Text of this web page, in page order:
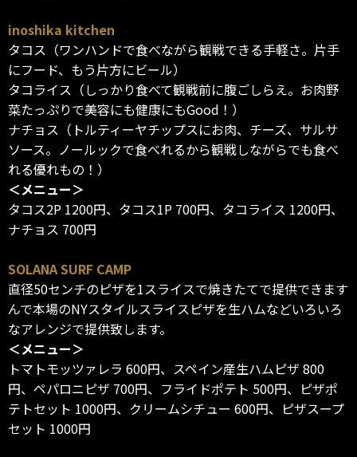
inoshika kitchen
タコス（ワンハンドで食べながら観戦できる手軽さ。片手
にフード、もう片方にビール）
タコライス（しっかり食べて観戦前に腹ごしらえ。お肉野
菜たっぷりで美容にも健康にもGood！）
ナチョス（トルティーヤチップスにお肉、チーズ、サルサ
ソース。ノールックで食べれるから観戦しながらでも食べ
れる優れもの！）
＜メニュー＞
タコス2P 1200円、タコス1P 700円、タコライス 1200円、
ナチョス 700円
SOLANA SURF CAMP
直径50センチのピザを1スライスで焼きたてで提供できます
んで本場のNYスタイルスライスピザを生ハムなどいろいろ
なアレンジで提供致します。
＜メニュー＞
トマトモッツァレラ 600円、スペイン産生ハムピザ 800
円、ペパロニピザ 700円、フライドポテト 500円、ピザポ
テトセット 1000円、クリームシチュー 600円、ピザスープ
セット 1000円